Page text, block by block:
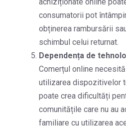
consumatorii pot
obținerea rambursării
schimbul celui returnat.
Dependența de
Comerțul online
utilizarea dispozitivelor
poate crea dificultăți
comunitățile care nu au
familiare cu utilizarea